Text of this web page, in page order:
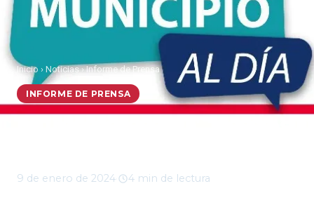
Inicio › Noticias›Informe de Prensa
INFORME DE PRENSA
9 de enero de 2024 4 min de lectura